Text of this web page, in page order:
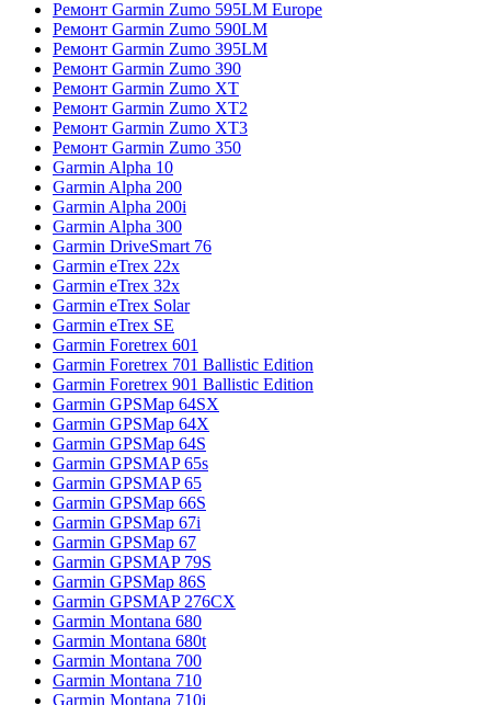
Ремонт Garmin Zumo 595LM Europe
Ремонт Garmin Zumo 590LM
Ремонт Garmin Zumo 395LM
Ремонт Garmin Zumo 390
Ремонт Garmin Zumo XT
Ремонт Garmin Zumo XT2
Ремонт Garmin Zumo XT3
Ремонт Garmin Zumo 350
Garmin Alpha 10
Garmin Alpha 200
Garmin Alpha 200i
Garmin Alpha 300
Garmin DriveSmart 76
Garmin eTrex 22x
Garmin eTrex 32x
Garmin eTrex Solar
Garmin eTrex SE
Garmin Foretrex 601
Garmin Foretrex 701 Ballistic Edition
Garmin Foretrex 901 Ballistic Edition
Garmin GPSMap 64SX
Garmin GPSMap 64X
Garmin GPSMap 64S
Garmin GPSMAP 65s
Garmin GPSMAP 65
Garmin GPSMap 66S
Garmin GPSMap 67i
Garmin GPSMap 67
Garmin GPSMAP 79S
Garmin GPSMap 86S
Garmin GPSMAP 276CX
Garmin Montana 680
Garmin Montana 680t
Garmin Montana 700
Garmin Montana 710
Garmin Montana 710i